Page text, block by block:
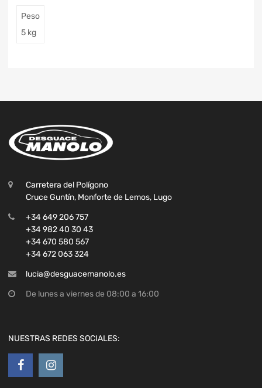
Peso
5 kg
Carretera del Polígono
Cruce Guntín, Monforte de Lemos, Lugo
+34 649 206 757
+34 982 40 30 43
+34 670 580 567
+34 672 063 324
lucia@desguacemanolo.es
De lunes a viernes de 08:00 a 16:00
NUESTRAS REDES SOCIALES: